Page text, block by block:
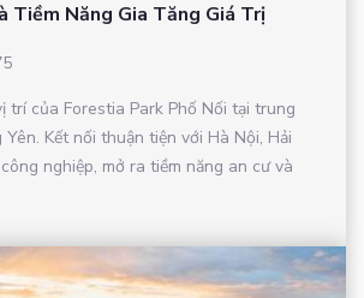
Tiềm Năng Gia Tăng Giá Trị
trí của Forestia Park Phố Nối tại trung
Kết nối thuận tiện với Hà Nội, Hải
nghiệp, mở ra tiềm năng an cư và